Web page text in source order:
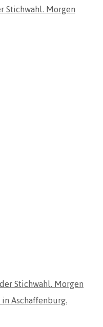
Stichwahl. Morgen